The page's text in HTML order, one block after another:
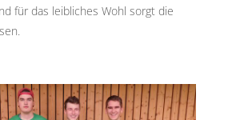
für das leibliches Wohl sorgt die